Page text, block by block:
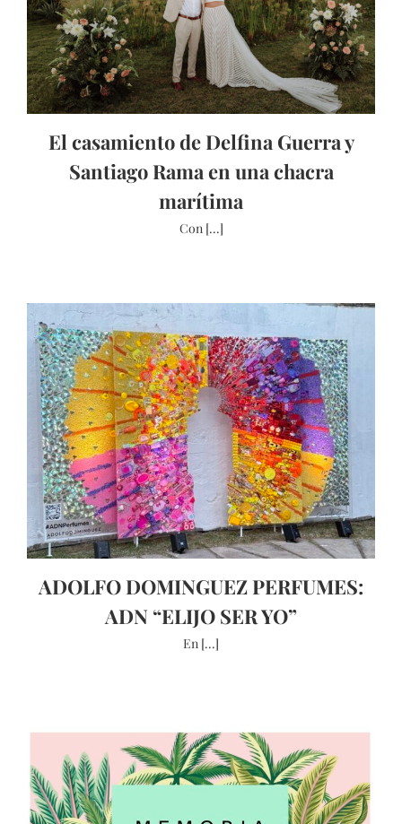
El casamiento de Delfina Guerra y
Santiago Rama en una chacra
marítima
Con [...]
ADOLFO DOMINGUEZ PERFUMES:
ADN “ELIJO SER YO”
En [...]